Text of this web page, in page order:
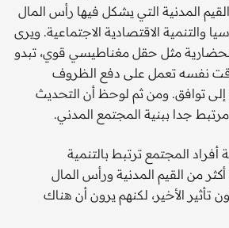
المدنية التي يشكل فيها رأس المال
والتنمية الاقتصادية الاجتماعية. ويرى
مثل حقل مغناطيسي قوي، تبدو
نفسه تعمل على دفع الظروف
إلى توافق. ومن ثم لوحظ أن التحديث
جدا ببنية المجتمع المدني.
أفراد المجتمع ترتبط بالتنمية
أكثر من القيم المدنية ورأس المال
تأثير الأخير، لكنهم يرون أن هناك